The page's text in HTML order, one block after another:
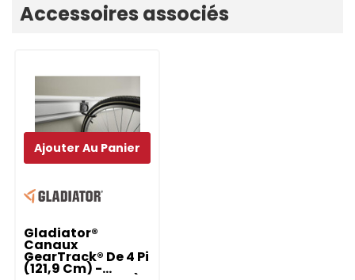
Accessoires associés
Gladiator®
Canaux
GearTrack® De 4 Pi
(121,9 Cm) -
Ajouter Au Panier